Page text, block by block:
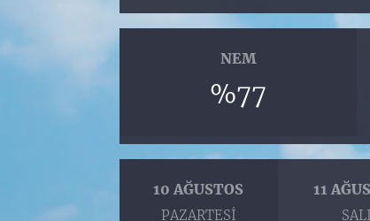
NEM
%77
10 AĞUSTOS
PAZARTESI
11
SALI